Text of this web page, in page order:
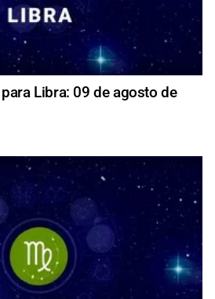
Libra: 09 de agosto de